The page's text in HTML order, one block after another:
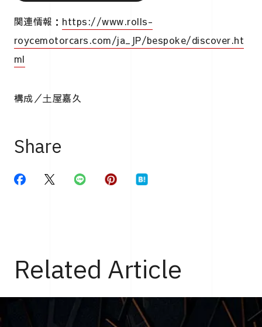
関連情報： https://www.rolls-
roycemotorcars.com/ja_JP/bespoke/discover.ht
ml
構成／土屋嘉久
Share
Related Article